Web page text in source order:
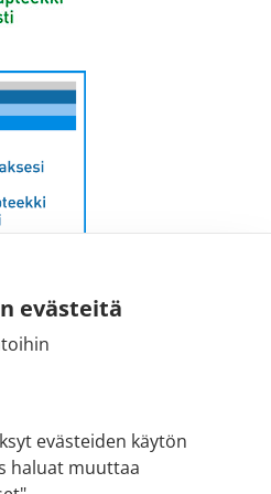
evästeitä
evästeiden käytön
haluat muuttaa